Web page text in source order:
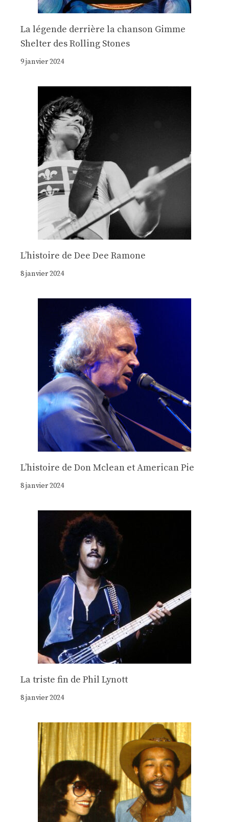
La légende derrière la chanson Gimme
Shelter des Rolling Stones
9 janvier 2024
Lʼhistoire de Dee Dee Ramone
8 janvier 2024
Lʼhistoire de Don Mclean et American Pie
8 janvier 2024
La triste fin de Phil Lynott
8 janvier 2024